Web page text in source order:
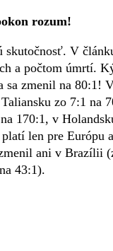
rozum!
V
a počtom úmrtí.
zmenil na 80:1!
zo 7:1 na
170:1, v
len pre
ani v Brazílii
43:1).